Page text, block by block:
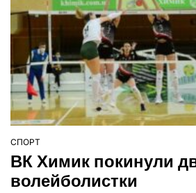
ОПУБЛІКУВАТИ
У
СПОРТ
ВК Химик покинули
волейболистки